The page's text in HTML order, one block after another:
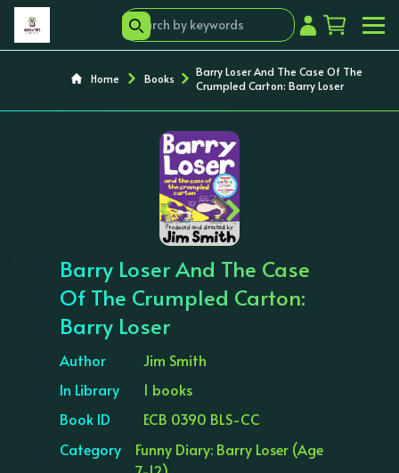
Home Books
Barry Loser And The Case Of The
Crumpled Carton: Barry Loser
‹ ›
Barry Loser And The Case
Of The Crumpled Carton:
Barry Loser
Author
Jim Smith
In Library
1 books
Book ID
ECB 0390 BLS-CC
Category
Funny Diary: Barry Loser (Age